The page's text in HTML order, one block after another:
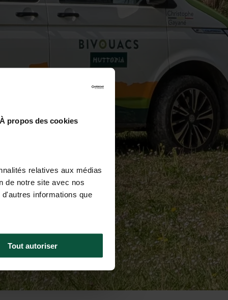
À propos des cookies
relatives aux médias
de notre site avec nos
informations que
Tout autoriser